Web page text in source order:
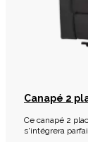
Canapé 2
Ce canapé 2
s'intégrera parfaitement